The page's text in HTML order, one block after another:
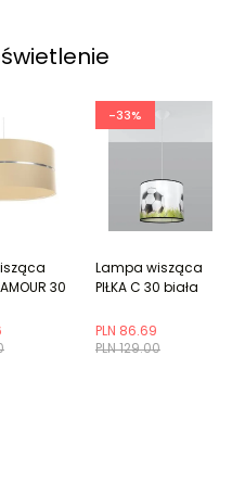
30
-33%
PLN 129.00
PLN 86.69
Lampa wisząca
PIŁKA C 30 biała